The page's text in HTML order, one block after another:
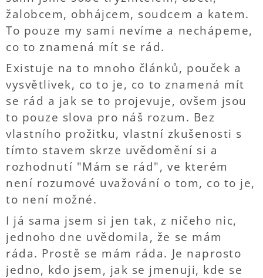
žalobcem, obhájcem, soudcem a katem.
To pouze my sami nevíme a nechápeme,
co to znamená mít se rád.
Existuje na to mnoho článků, pouček a
vysvětlivek, co to je, co to znamená mít
se rád a jak se to projevuje, ovšem jsou
to pouze slova pro náš rozum. Bez
vlastního prožitku, vlastní zkušenosti s
tímto stavem skrze uvědomění si a
rozhodnutí "Mám se rád", ve kterém
není rozumové uvažování o tom, co to je,
to není možné.
I já sama jsem si jen tak, z ničeho nic,
jednoho dne uvědomila, že se mám
ráda. Prostě se mám ráda. Je naprosto
jedno, kdo jsem, jak se jmenuji, kde se